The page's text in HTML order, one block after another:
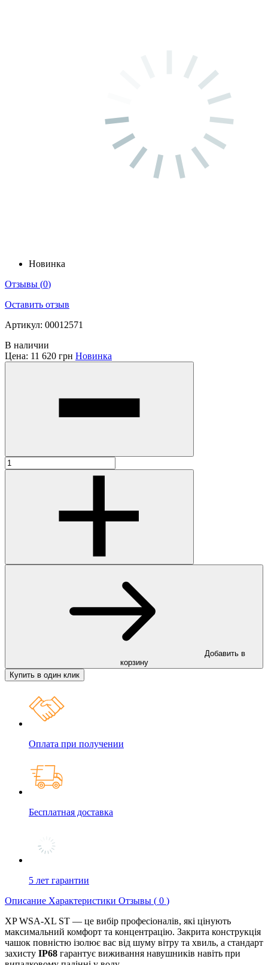
Новинка
Отзывы (0)
Оставить отзыв
Артикул: 00012571
В наличии
Цена: 11 620 грн Новинка
Добавить в
корзину
Купить в один клик
Оплата при получении
Бесплатная доставка
5 лет гарантии
Описание Характеристики Отзывы ( 0 )
XP WSA-XL ST — це вибір професіоналів, які цінують
максимальний комфорт та концентрацію. Закрита конструкція
чашок повністю ізолює вас від шуму вітру та хвиль, а стандарт
захисту IP68 гарантує виживання навушників навіть при